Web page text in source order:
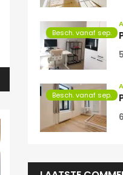
Besch. vanaf sep.
Besch. vanaf sep.